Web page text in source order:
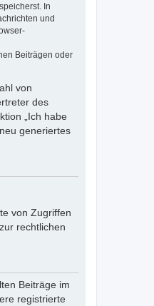
In
und
Beiträgen oder
von
des
„Ich habe
generiertes
von Zugriffen
rechtlichen
Beiträge im
registrierte